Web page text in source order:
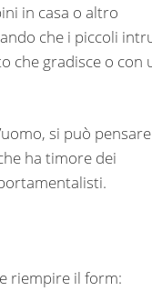
in casa o altro
che i piccoli
che gradisce o con
si può pensare
ha timore dei
riempire il form: